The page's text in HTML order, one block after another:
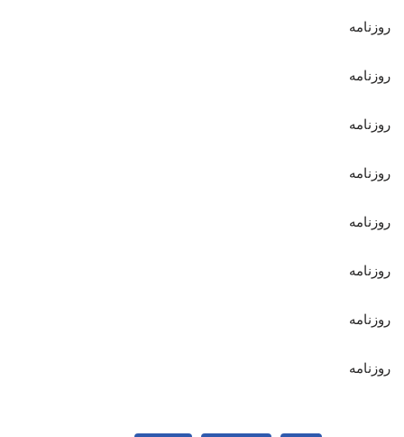
روزنامه
روزنامه
روزنامه
روزنامه
روزنامه
روزنامه
روزنامه
روزنامه